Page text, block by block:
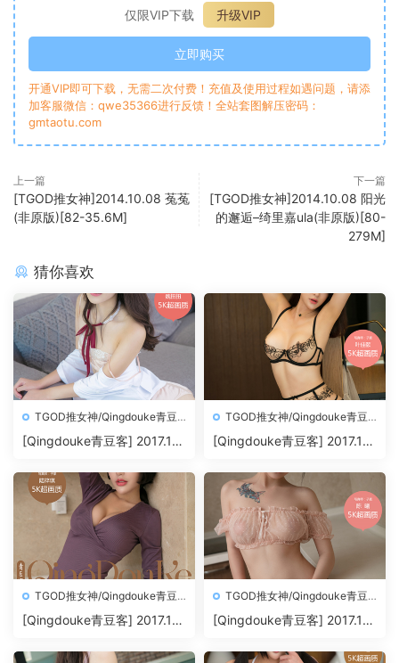
仅限VIP下载
升级VIP
立即购买
开通VIP即可下载，无需二次付费！充值及使用过程如遇问题，请添
加客服微信：qwe35366进行反馈！全站套图解压密码：
gmtaotu.com
上一篇
[TGOD推女神]2014.10.08 菟菟
(非原版)[82-35.6M]
下一篇
[TGOD推女神]2014.10.08 阳光
的邂逅–绮里嘉ula(非原版)[80-
279M]
猜你喜欢
TGOD推女神/Qingdouke青豆
客
[Qingdouke青豆客] 2017.11.
TGOD推女神/Qingdouke青豆
客
[Qingdouke青豆客] 2017.11.
TGOD推女神/Qingdouke青豆
客
[Qingdouke青豆客] 2017.11.
TGOD推女神/Qingdouke青豆
客
[Qingdouke青豆客] 2017.11.